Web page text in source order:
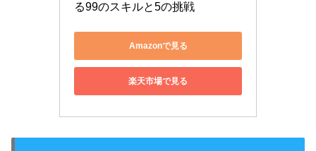
る99のスキルと5の挑戦
Amazonで見る
楽天市場で見る